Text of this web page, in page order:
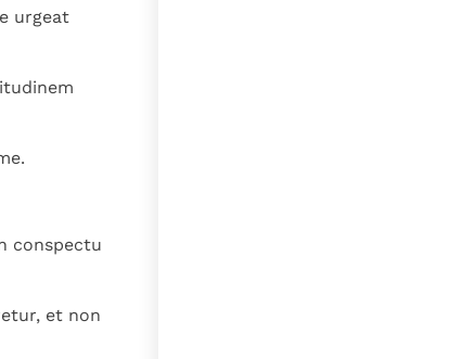
urgeat
conspectu
et non